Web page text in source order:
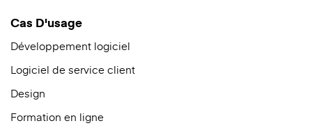
Cas D'usage
Développement logiciel
Logiciel de service client
Design
Formation en ligne